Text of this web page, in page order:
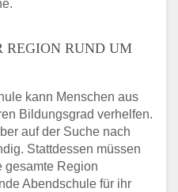
REGION RUND UM
kann Menschen aus
Bildungsgrad verhelfen.
auf der Suche nach
Stattdessen müssen
gesamte Region
Abendschule für ihr